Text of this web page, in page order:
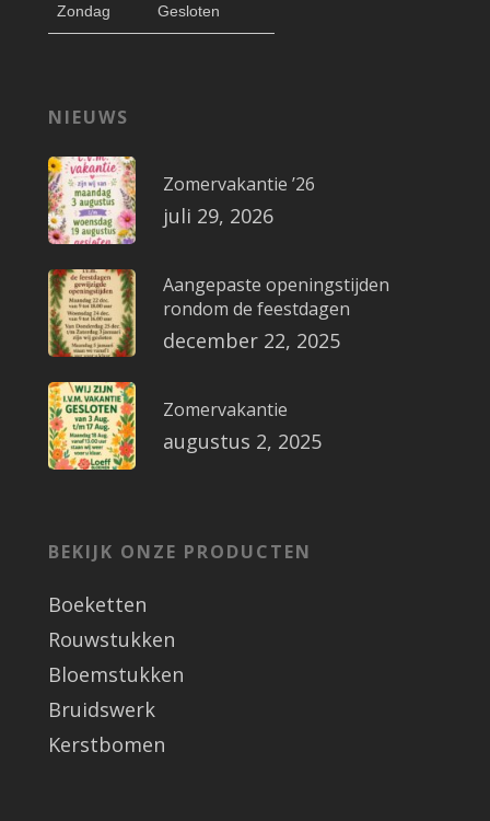
Zondag Gesloten
NIEUWS
Zomervakantie ’26
juli 29, 2026
Aangepaste openingstijden
rondom de feestdagen
december 22, 2025
Zomervakantie
augustus 2, 2025
BEKIJK ONZE PRODUCTEN
Boeketten
Rouwstukken
Bloemstukken
Bruidswerk
Kerstbomen